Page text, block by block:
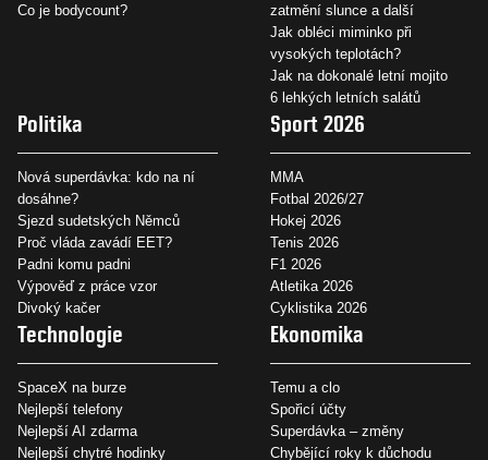
Co je bodycount?
zatmění slunce a další
Jak obléci miminko při
vysokých teplotách?
Jak na dokonalé letní mojito
6 lehkých letních salátů
Politika
Nová superdávka: kdo na ní
dosáhne?
Sjezd sudetských Němců
Proč vláda zavádí EET?
Padni komu padni
Výpověď z práce vzor
Divoký kačer
Sport 2026
MMA
Fotbal 2026/27
Hokej 2026
Tenis 2026
F1 2026
Atletika 2026
Cyklistika 2026
Technologie
SpaceX na burze
Nejlepší telefony
Nejlepší AI zdarma
Nejlepší chytré hodinky
Ekonomika
Temu a clo
Spořicí účty
Superdávka – změny
Chybějící roky k důchodu